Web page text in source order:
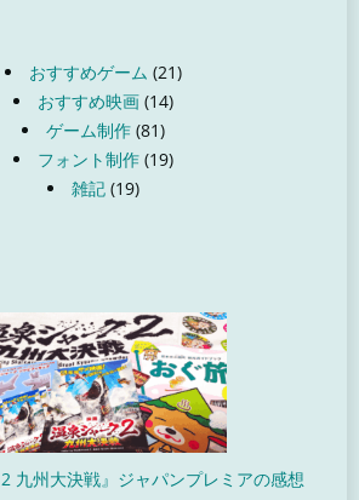
おすすめゲーム (21)
おすすめ映画 (14)
ゲーム制作 (81)
フォント制作 (19)
雑記 (19)
2 九州大決戦』ジャパンプレミアの感想